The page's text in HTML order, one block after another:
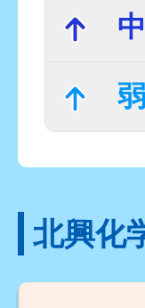
中
弱
北興化